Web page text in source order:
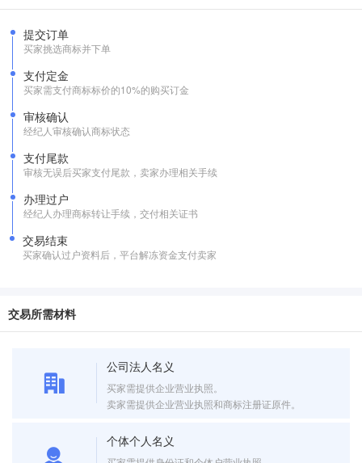
提交订单
买家挑选商标并下单
支付定金
买家需支付商标标价的10%的购买订金
审核确认
经纪人审核确认商标状态
支付尾款
审核无误后买家支付尾款，卖家办理相关手续
办理过户
经纪人办理商标转让手续，交付相关证书
交易结束
买家确认过户资料后，平台解冻资金支付卖家
交易所需材料
公司法人名义
买家需提供企业营业执照。
卖家需提供企业营业执照和商标注册证原件。
个体个人名义